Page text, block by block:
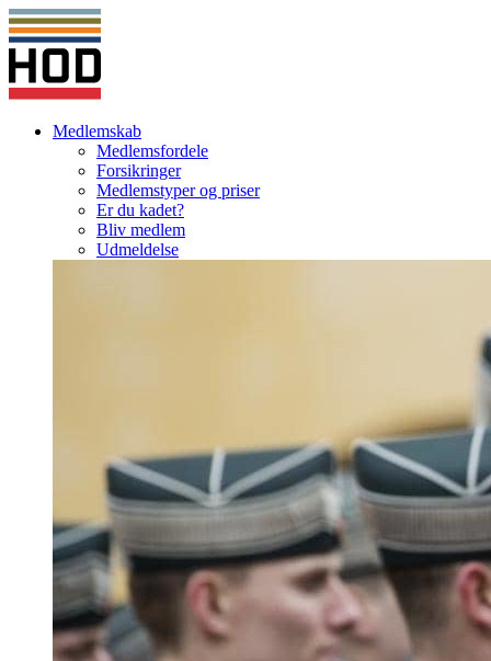
Medlemskab
Medlemsfordele
Forsikringer
Medlemstyper og priser
Er du kadet?
Bliv medlem
Udmeldelse